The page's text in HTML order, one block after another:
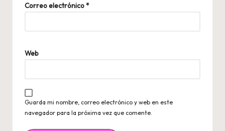
Correo electrónico*
Web
Guarda mi nombre, correo electrónico y web en este
navegador para la próxima vez que comente.